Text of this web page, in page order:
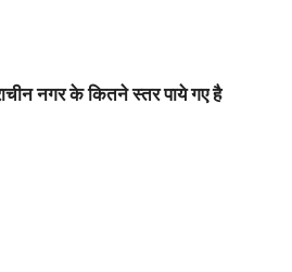
नगर के कितने स्तर पाये गए है